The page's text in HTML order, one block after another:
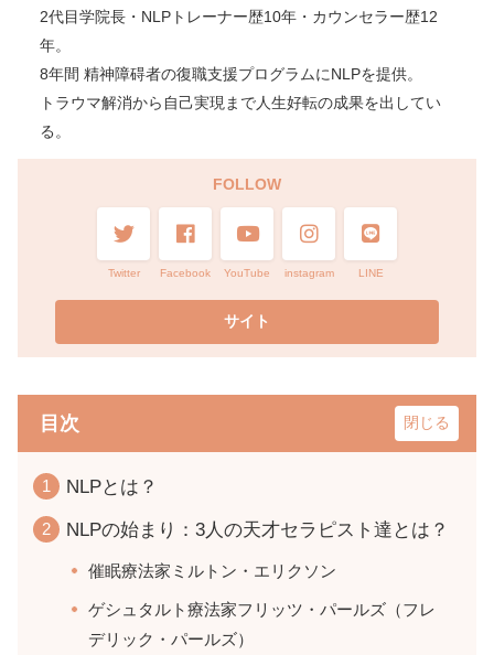
2代目学院長・NLPトレーナー歴10年・カウンセラー歴12
年。
8年間 精神障碍者の復職支援プログラムにNLPを提供。
トラウマ解消から自己実現まで人生好転の成果を出してい
る。
FOLLOW
Twitter Facebook YouTube instagram LINE
目次
NLPとは？
NLPの始まり：3人の天才セラピスト達とは？
催眠療法家ミルトン・エリクソン
ゲシュタルト療法家フリッツ・パールズ（フレ
デリック・パールズ）